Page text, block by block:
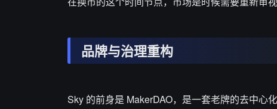
品牌与治理重构
Sky 的前身是 MakerDAO，是一套老牌的去中心